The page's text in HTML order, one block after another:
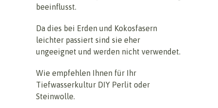
beeinflusst.
Da dies bei Erden und Kokosfasern
leichter passiert sind sie eher
ungeeignet und werden nicht verwendet.
Wie empfehlen Ihnen für Ihr
Tiefwasserkultur DIY Perlit oder
Steinwolle.